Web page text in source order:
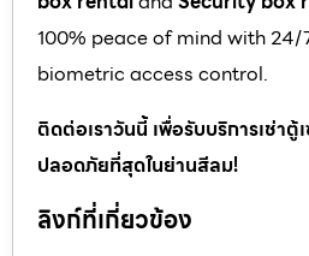
100% peace of mind with
biometric access control.
ติดต่อเราวันนี้ เพื่อรับบริการเช่า
ปลอดภัยที่สุดในย่านสีลม!
ลิงก์ที่เกี่ยวข้อง